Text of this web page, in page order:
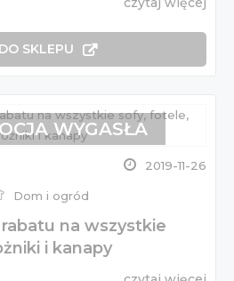
SKLEPU
2019-11-26
Dom i ogród
rabatu na wszystkie
i kanapy
WYGASŁA